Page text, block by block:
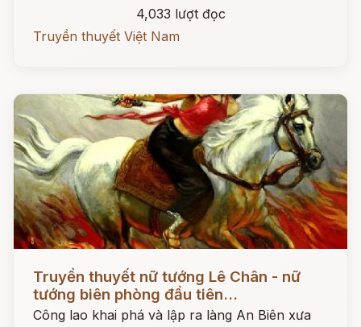
4,033 lượt đọc
Truyền thuyết Việt Nam
Đọc ngay
Truyền thuyết nữ tướng Lê Chân - nữ
tướng biên phòng đầu tiên...
Công lao khai phá và lập ra làng An Biên xưa